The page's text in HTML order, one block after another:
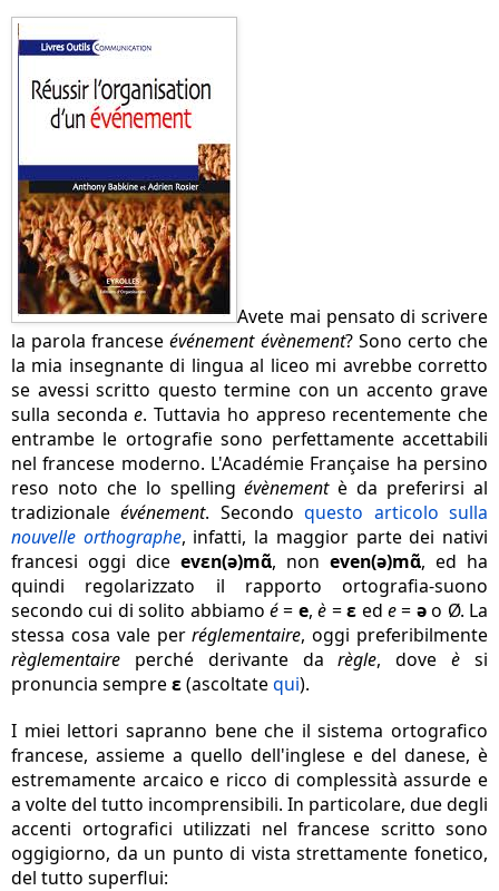
Avete mai pensato di scrivere
la parola franceseévénement évènement? Sono certo che
la mia insegnante di lingua al liceo mi avrebbe corretto
se avessi scritto questo termine con un accento grave
sulla secondae. Tuttavia ho appreso recentemente che
entrambe le ortografie sono perfettamente accettabili
nel francese moderno. L'Académie Française ha persino
reso noto che lo spellingévènementè da preferirsi al
tradizionaleévénement. Secondoquesto articolo sulla
nouvelle orthographe, infatti, la maggior parte dei nativi
francesi oggi dice evɛn(ə)mɑ̃, non even(ə)mɑ̃, ed ha
quindi regolarizzato il rapporto ortografia-suono
secondo cui di solito abbiamoé= e,è =ɛ ed e= əo Ø. La
stessa cosa vale perréglementaire, oggi preferibilmente
règlementaire perché derivante darègle, doveè si
pronuncia sempreɛ(ascoltatequi).
I miei lettori sapranno bene che il sistema ortografico
francese, assieme a quello dell'inglese e del danese, è
estremamente arcaico e ricco di complessità assurde e
a volte del tutto incomprensibili. In particolare, due degli
accenti ortografici utilizzati nel francese scritto sono
oggigiorno, da un punto di vista strettamente fonetico,
del tutto superflui: